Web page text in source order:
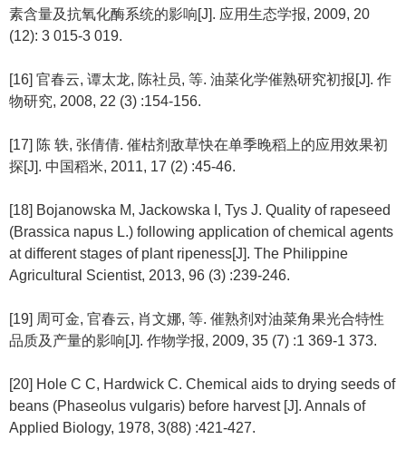
素含量及抗氧化酶系统的影响[J]. 应用生态学报, 2009, 20
(12): 3 015-3 019.
[16] 官春云, 谭太龙, 陈社员, 等. 油菜化学催熟研究初报[J]. 作
物研究, 2008, 22 (3) :154-156.
[17] 陈 轶, 张倩倩. 催枯剂敌草快在单季晚稻上的应用效果初
探[J]. 中国稻米, 2011, 17 (2) :45-46.
[18] Bojanowska M, Jackowska I, Tys J. Quality of rapeseed
(Brassica napus L.) following application of chemical agents
at different stages of plant ripeness[J]. The Philippine
Agricultural Scientist, 2013, 96 (3) :239-246.
[19] 周可金, 官春云, 肖文娜, 等. 催熟剂对油菜角果光合特性
品质及产量的影响[J]. 作物学报, 2009, 35 (7) :1 369-1 373.
[20] Hole C C, Hardwick C. Chemical aids to drying seeds of
beans (Phaseolus vulgaris) before harvest [J]. Annals of
Applied Biology, 1978, 3(88) :421-427.